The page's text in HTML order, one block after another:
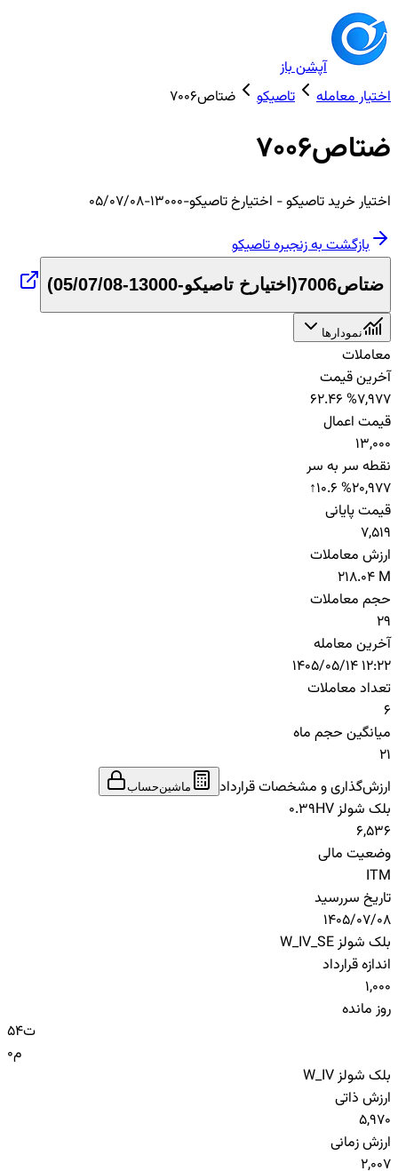
آپشن باز
اختیار معامله
تاصیکو ضتاص7006
ضتاص7006
اختیار خریدتاصیکو- اختیارخ تاصیکو-13000-05/07/08
بازگشت به زنجیرهتاصیکو
ضتاص7006 ( اختیارخ تاصیکو-13000-05/07/08 )
نمودارها
معاملات
آخرین قیمت
7,977
62.46 %
قیمت اعمال
13,000
نقطه سر به سر
20,977
↑10.6 %
قیمت پایانی
7,519
ارزش معاملات
218.04 M
حجم معاملات
29
آخرین معامله
1405/05/14 12:22
تعداد معاملات
6
میانگین حجم ماه
21
ارزش‌گذاری و مشخصات قرارداد
ماشین‌حساب
بلک شولز HV
0.39
6,536
وضعیت مالی
ITM
تاریخ سررسید
1405/07/08
بلک شولز W_IV_SE
اندازه قرارداد
1,000
روز مانده
54ت
0م
بلک شولز W_IV
ارزش ذاتی
5,970
ارزش زمانی
2,007